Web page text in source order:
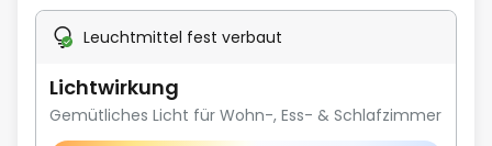
Leuchtmittel fest verbaut
Lichtwirkung
Gemütliches Licht für Wohn-, Ess- & Schlafzimmer